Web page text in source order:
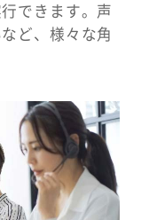
できます。声
ど、様々な角